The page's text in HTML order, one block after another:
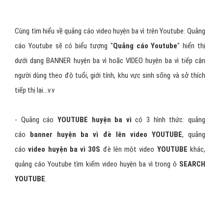
Cùng tìm hiểu về quảng cáo video huyện ba vì trên Youtube: Quảng
cáo Youtube sẽ có biểu tượng "Quảng cáo Youtube" hiển thị
dưới dạng BANNER huyện ba vì hoặc VIDEO huyện ba vì tiếp cận
người dùng theo độ tuổi, giới tính, khu vực sinh sống và sở thích
tiếp thị lại...v.v
- Quảng cáo YOUTUBE huyện ba vì có 3 hình thức: quảng
cáo banner huyện ba vì đè lên video YOUTUBE, quảng
cáovideo huyện ba vì 30S đè lên một video YOUTUBE khác,
quảng cáo Youtube tìm kiếm video huyện ba vì trong ô SEARCH
YOUTUBE